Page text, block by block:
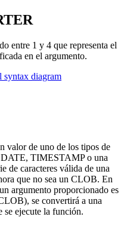
entre 1 y 4 que representa el
en el argumento.
valor de uno de los tipos de
DATE, TIMESTAMP o una
de caracteres válida de una
que no sea un CLOB. En
argumento proporcionado es
se convertirá a una
se ejecute la función.